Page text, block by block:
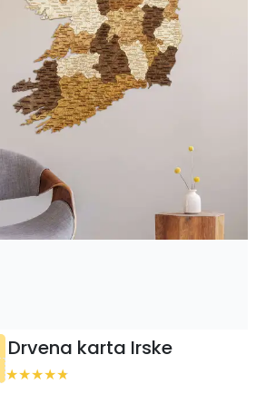
Drvena karta Irske